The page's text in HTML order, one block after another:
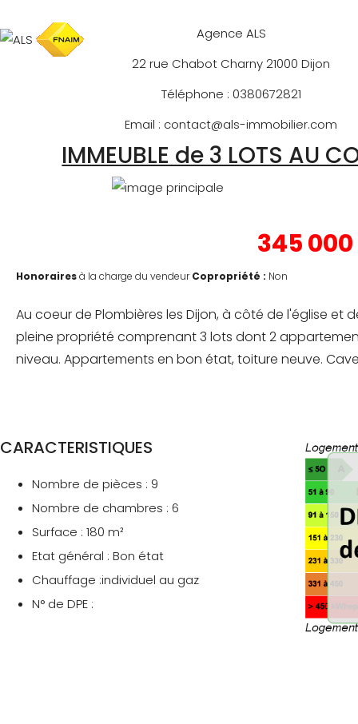
Agence ALS
22 rue Chabot Charny 21000 Dijon
Téléphone : 0380672821
Email : contact@als-immobilier.com
IMMEUBLE de 3 LOTS AU
345
Honorairesà la charge du vendeurCopropriété : Non
Au coeur de Plombières les Dijon, à côté de l'église et
pleine propriété comprenant 3 lots dont 2
niveau. Appartements en bon état, toiture neuve.
CARACTERISTIQUES
Nombre de pièces : 9
Nombre de chambres : 6
Surface : 180 m²
Etat général : Bon état
Chauffage :individuel au gaz
N° de DPE :